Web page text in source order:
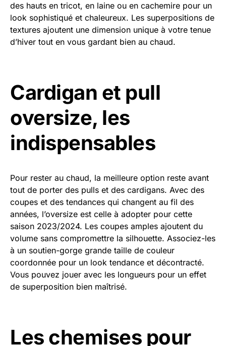
des hauts en tricot, en laine ou en cachemire pour un
look sophistiqué et chaleureux. Les superpositions de
textures ajoutent une dimension unique à votre tenue
d’hiver tout en vous gardant bien au chaud.
Cardigan et pull
oversize, les
indispensables
Pour rester au chaud, la meilleure option reste avant
tout de porter des pulls et des cardigans. Avec des
coupes et des tendances qui changent au fil des
années, l’oversize est celle à adopter pour cette
saison 2023/2024. Les coupes amples ajoutent du
volume sans compromettre la silhouette. Associez-les
à un soutien-gorge grande taille de couleur
coordonnée pour un look tendance et décontracté.
Vous pouvez jouer avec les longueurs pour un effet
de superposition bien maîtrisé.
Les chemises pour